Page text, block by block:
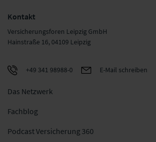
Kontakt
Versicherungsforen Leipzig GmbH
Hainstraße 16, 04109 Leipzig
+49 341 98988-0 E-Mail schreiben
Das Netzwerk
Fachblog
Podcast Versicherung 360